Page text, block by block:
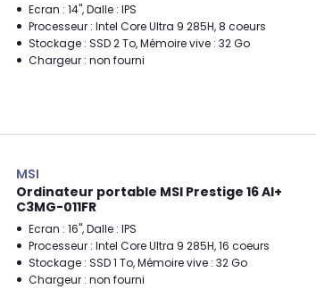
Ecran : 14", Dalle : IPS
Processeur : Intel Core Ultra 9 285H, 8 coeurs
Stockage : SSD 2 To, Mémoire vive : 32 Go
Chargeur : non fourni
MSI
Ordinateur portable MSI Prestige 16 AI+
C3MG-011FR
Ecran : 16", Dalle : IPS
Processeur : Intel Core Ultra 9 285H, 16 coeurs
Stockage : SSD 1 To, Mémoire vive : 32 Go
Chargeur : non fourni